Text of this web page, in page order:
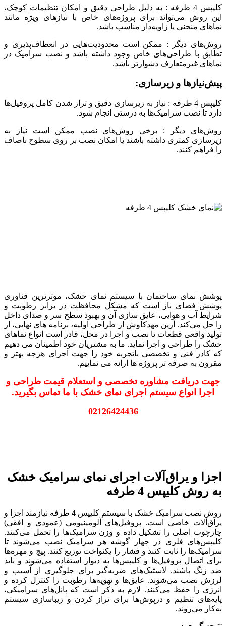
کلیپس 4 طرفه : به دلیل طراحی دقیق و امکان تنظیمات کوچک،
این روش می‌تواند برای پروژه‌های خاص با نیازهای ویژه مانند
نماهای منحنی یا زاویه‌دار مناسب باشد.
روش‌های دیگر : ممکن است محدودیت‌هایی در انعطاف‌پذیری و
تطابق با طراحی‌های خاص وجود داشته باشد و نصب سرامیک در
نماهای غیرمتعارف دشوارتر باشد.
پیش‌نیازها و زیرسازی:
کلیپس 4 طرفه : نیاز به زیرسازی دقیق و تراز شدن کامل پروفیل‌ها
دارد تا نصب سرامیک‌ها به درستی انجام شود.
روش‌های دیگر : برخی روش‌های نصب ممکن است نیاز به
زیرسازی کمتری داشته باشند یا امکان نصب بر روی سطوح ناصاف
را فراهم کنند.
پوشش نمای ساختمان با سیستم نمای خشک، موثرترین فناوری
پوشش فضای باز است که مشکل محافظت در برابر رطوبت و
شرایط آب و هوایی، عایق سازی آن و بهبود سطح سر و صدای داخل
را حل می‌کند. آرین مهدکاوش از طراحی اولیه، برنامه های نهایی، از
تولید واقعی قطعات تا نصب و اجرا در محل، قادر است انواع نماهای
خشک را طراحی و اجرا نماید. ما به مشتریان خود اطمینان می دهیم
که کادر فنی و تخصصی باتجربه خود را جهت اجرای هرچه بهتر و
مقرون به صرفه تر پروژه ها ارائه می نماییم.
جهت دریافت مشاوره تخصصی و استعلام قیمت طراحی و
اجرا انواع سیستم اجرای نمای خشک با ما تماس بگیرید.
02126424436
اجزا و یراق‌آلات اجرای نمای سرامیک خشک
به روش کلیپس 4 طرفه
روش نصب سرامیک خشک با سیستم کلیپس 4 طرفه نیازمند اجزا و
یراق‌آلات خاصی است. پروفیل‌های آلومینیومی (عمودی و افقی)
چارچوب اصلی را تشکیل داده و وزن سرامیک‌ها را تحمل می‌کنند.
کلیپس‌های فلزی در چهار گوشه هر سرامیک نصب می‌شوند تا
سرامیک‌ها را ثابت کنند و فشار را یکنواخت توزیع کنند. پیچ و مهره‌ها
برای اتصال پروفیل‌ها و کلیپس‌ها به دیوار استفاده می‌شوند و باید
ضد زنگ باشند. لاستیک‌های ضربه‌گیر برای جلوگیری از آسیب و
لرزش نصب می‌شوند. عایق‌ها و تهویه‌ها رطوبت را کنترل کرده و
انرژی را حفظ می‌کنند. لازم به ذکر است که پانل‌های سرامیکی،
پایه‌های تنظیم و درپوش‌ها برای تراز کردن و زیباسازی سیستم
به‌کار می‌روند.